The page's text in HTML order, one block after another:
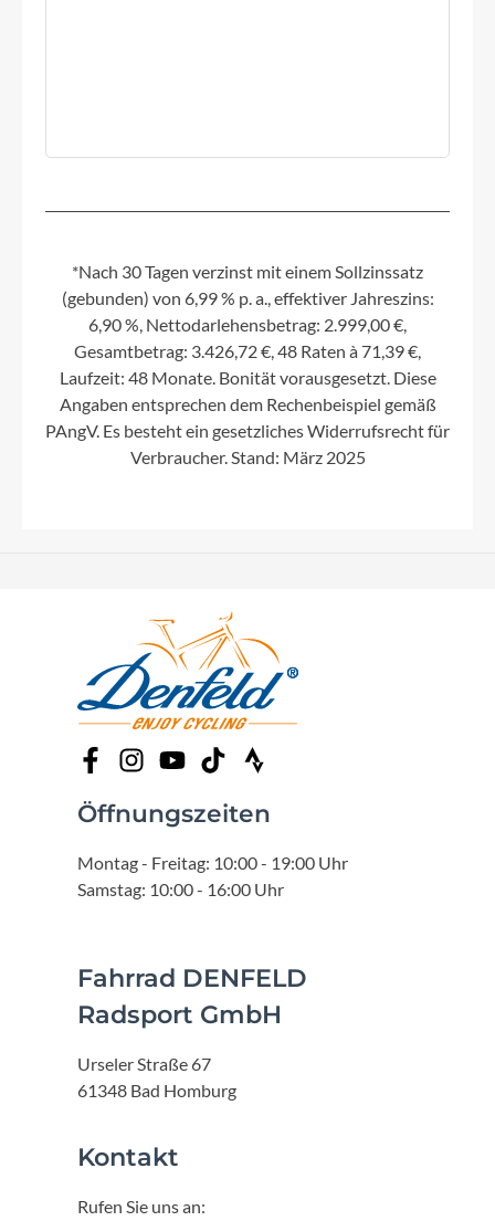
*Nach 30 Tagen verzinst mit einem Sollzinssatz
(gebunden) von 6,99 % p. a., effektiver Jahreszins:
6,90 %, Nettodarlehensbetrag: 2.999,00 €,
Gesamtbetrag: 3.426,72 €, 48 Raten à 71,39 €,
Laufzeit: 48 Monate. Bonität vorausgesetzt. Diese
Angaben entsprechen dem Rechenbeispiel gemäß
PAngV. Es besteht ein gesetzliches Widerrufsrecht für
Verbraucher. Stand: März 2025
Öffnungszeiten
Montag - Freitag: 10:00 - 19:00 Uhr
Samstag: 10:00 - 16:00 Uhr
Fahrrad DENFELD
Radsport GmbH
Urseler Straße 67
61348 Bad Homburg
Kontakt
Rufen Sie uns an: